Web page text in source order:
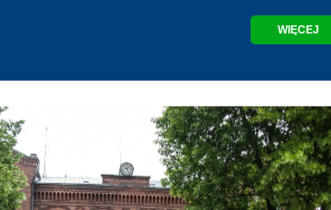
WIĘCEJ